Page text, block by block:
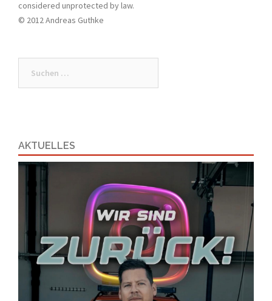
considered unprotected by law.
© 2012 Andreas Guthke
nach:
AKTUELLES